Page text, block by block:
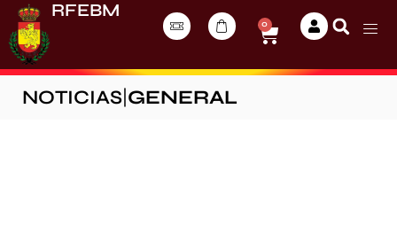
RFEBM
0
NOTICIAS GENERAL